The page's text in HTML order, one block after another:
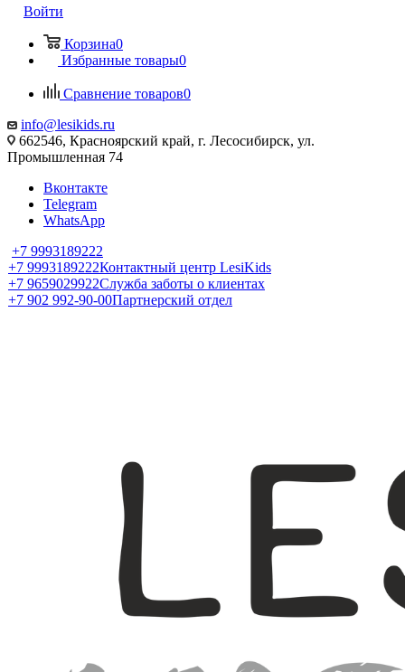
Войти
Корзина0
Избранные товары0
Сравнение товаров0
info@lesikids.ru
662546, Красноярский край, г. Лесосибирск, ул.
Промышленная 74
Вконтакте
Telegram
WhatsApp
+7 9993189222
+7 9993189222Контактный центр LesiKids
+7 9659029922Служба заботы о клиентах
+7 902 992-90-00Партнерский отдел